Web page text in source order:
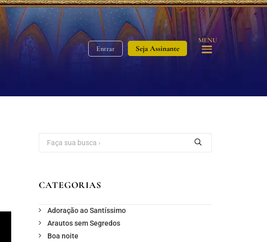
Entrar Seja Assinante
MENU
CATEGORIAS
Adoração ao Santíssimo
Arautos sem Segredos
Boa noite